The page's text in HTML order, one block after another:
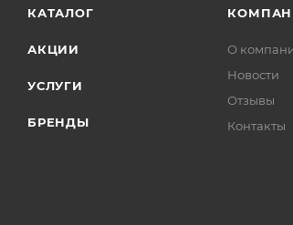
КАТАЛОГ
АКЦИИ
УСЛУГИ
БРЕНДЫ
О
Новости
Отзывы
Контакты